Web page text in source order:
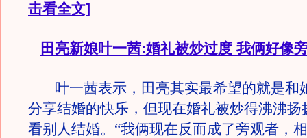
击看全文]
田亮新娘叶一茜:婚礼被炒过度 我俩好像
叶一茜表示，田亮其实最希望的就是和
分享结婚的快乐，但现在婚礼被炒得沸沸扬
看别人结婚。“我俩现在反而成了旁观者，